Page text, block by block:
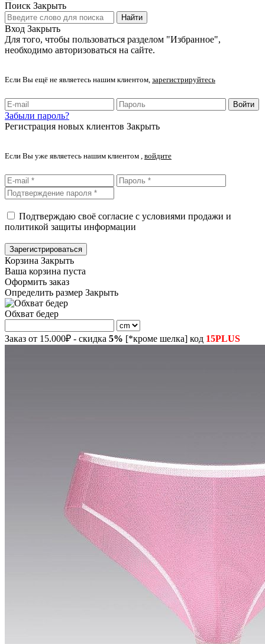
Поиск Закрыть
Найти
Вход Закрыть
Для того, чтобы пользоваться разделом "Избранное",
необходимо авторизоваться на сайте.
Если Вы ещё не являетесь нашим клиентом, зарегистрируйтесь
Войти
Забыли пароль?
Регистрация новых клиентов Закрыть
Если Вы уже являетесь нашим клиентом , войдите
Подтверждаю своё согласие с условиями продажи и
политикой защиты информации
Зарегистрироваться
Корзина Закрыть
Ваша корзина пуста
Оформить заказ
Определить размер Закрыть
Обхват бедер
Заказ от 15.000₽ - скидка 5% [*кроме шелка] код 15PLUS